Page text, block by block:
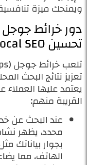
ويمنحك ميزة
تحسين Local SEO
تعزيز نتائج البحث
يعتمد عليها العملاء
القريبة منهم:
عند البحث عن
محدد، يظهر
بجوار بياناتك
الهاتف، مما